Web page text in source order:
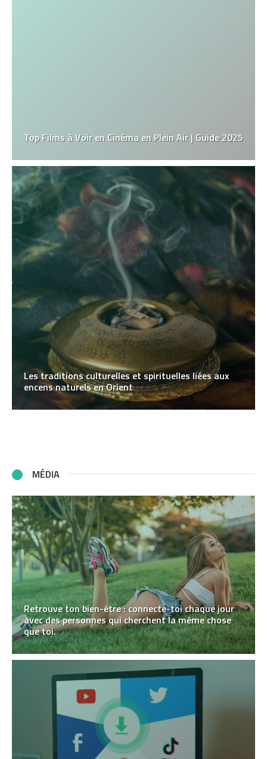
Top Films à Voir en Cinéma en Plein Air | Guide 2025
Les traditions culturelles et spirituelles liées aux
encens naturels en Orient
MÉDIA
Retrouve ton bien-être : connecte-toi chaque jour
avec des personnes qui cherchent la même chose
que toi.